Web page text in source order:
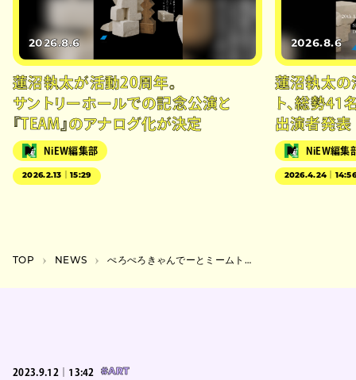
2026.8.6
蓮沼執太が活動20周年。
サントリーホールでの記念公演と
『TEAM』のアナログ化が決定
NiEW編集部
2026.2.13｜15:29
2026.8.6
蓮沼執太の
ト、総勢41
出演者発表
NiEW編集
2026.4.24｜
TOP NEWS ぺろぺろきゃんでーとミームトーキョーNENEによるコラボ曲がリリース
2023.9.12｜13:42 #ART